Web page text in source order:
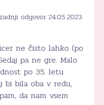
zadnji odgovor 24.05.2023
ne čisto lahko (po
pa ne gre. Malo
po 35. letu
bi bila oba v redu,
da nam vsem